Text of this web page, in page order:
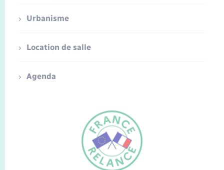
FR
Urbanisme
Location de salle
Agenda